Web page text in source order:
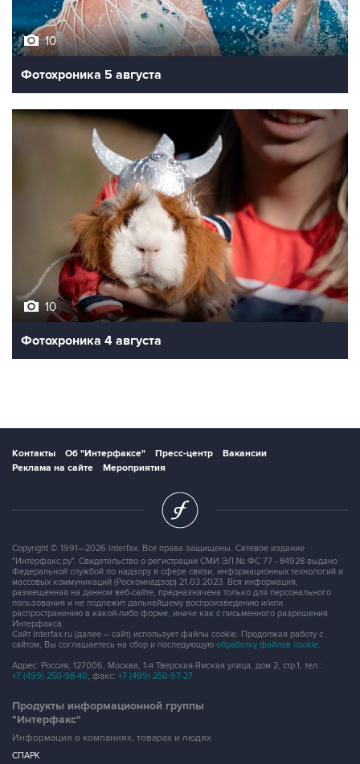
10
Фотохроника 5 августа
10
Фотохроника 4 августа
Контакты Об "Интерфаксе" Пресс-центр
Вакансии
Реклама на сайте
Мероприятия
Copyright © 1991—2026 Interfax. Все права защищены. Сетевое издание
"Интерфакс.ру". Свидетельство о регистрации СМИ ЭЛ № ФС 77 - 84928 выдано
Федеральной службой по надзору в сфере связи, информационных технологий и
массовых коммуникаций (Роскомнадзор) 21.03.2023. Вся информация,
размещенная на данном веб-сайте, предназначена только для персонального
пользования и не подлежит дальнейшему воспроизведению и/или
распространению в какой-либо форме, иначе как с письменного разрешения
Интерфакса.
Сайт Interfax.ru (далее – сайт) использует файлы cookie. Продолжая работу с
сайтом, Вы соглашаетесь на сбор и последующую обработку файлов cookie.
Адрес: Россия, 127006, Москва, 1-я Тверская-Ямская улица, дом 2, стр.1, тел.:
+7 (499) 250-98-40, факс: +7 (499) 250-97-27
Продукты информационной группы
"Интерфакс"
Информация о компаниях, товарах и людях
СПАРК